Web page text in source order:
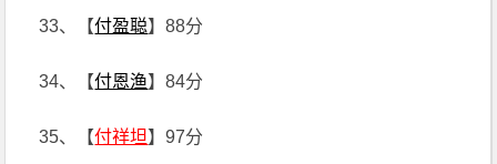
33、【付盈聪】88分
34、【付恩渔】84分
35、【付祥坦】97分